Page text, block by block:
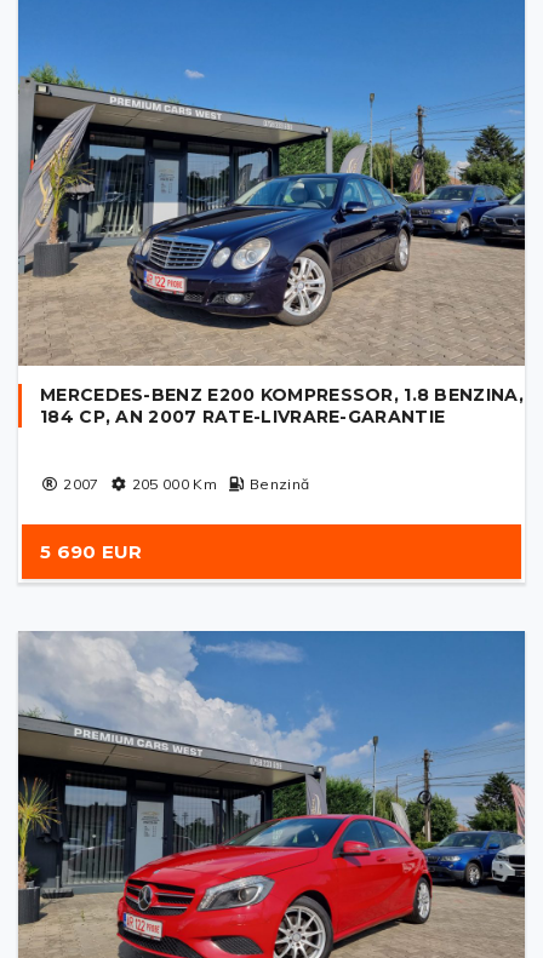
MERCEDES-BENZ E200 KOMPRESSOR, 1.8 BENZINA,
184 CP, AN 2007 RATE-LIVRARE-GARANTIE
2007 205 000Km Benzină
5 690 EUR